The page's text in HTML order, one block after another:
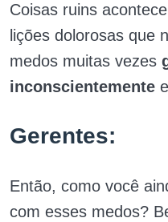
Coisas ruins
lições dolorosas que
medos muitas vezes
inconscientemente
Gerentes:
Então, como você
com esses medos?